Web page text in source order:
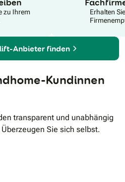
zu Ihrem
Erhalten
Anbieter finden
Kundinnen
transparent und unabhängig
Sie sich selbst.